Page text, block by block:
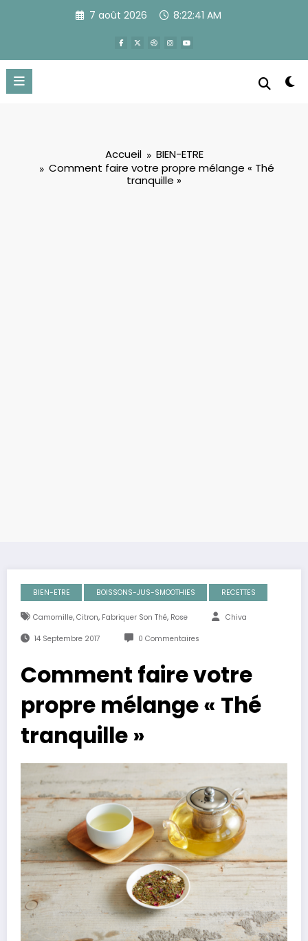
7 août 2026 8:22:41 AM
Accueil
BIEN-ETRE
Comment faire votre propre mélange « Thé
tranquille »
BIEN-ETRE BOISSONS-JUS-SMOOTHIES RECETTES
Camomille, Citron, Fabriquer Son Thé, Rose Chiva
14 Septembre 2017 0 Commentaires
Comment faire votre
propre mélange « Thé
tranquille »